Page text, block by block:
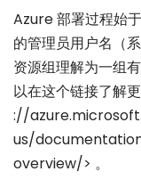
Azure 部署过程始
的管理员用户名（
资源组理解为一组
以在这个链接了解
://
us/
overview/> 。